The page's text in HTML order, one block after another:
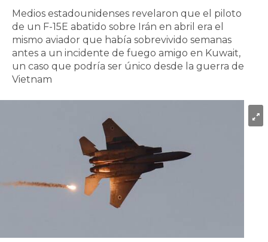
Medios estadounidenses revelaron que el piloto
de un F-15E abatido sobre Irán en abril era el
mismo aviador que había sobrevivido semanas
antes a un incidente de fuego amigo en Kuwait,
un caso que podría ser único desde la guerra de
Vietnam